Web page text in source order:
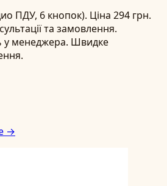
ПДУ, 6 кнопок). Ціна 294 грн.
та замовлення.
у менеджера. Швидке
→